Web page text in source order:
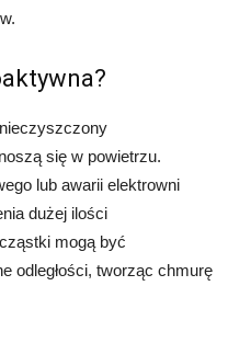
się w powietrzu.
lub awarii elektrowni
dużej ilości
mogą być
odległości, tworząc chmurę